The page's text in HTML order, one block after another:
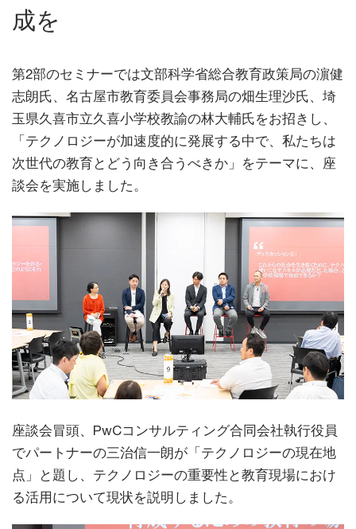
成を
第2部のセミナーでは文部科学省総合教育政策局の濵健
志朗氏、名古屋市教育委員会事務局の畑生理沙氏、埼
玉県久喜市立久喜小学校教諭の林大輔氏をお招きし、
「テクノロジーが加速度的に発展する中で、私たちは
次世代の教育とどう向き合うべきか」をテーマに、座
談会を実施しました。
座談会冒頭、PwCコンサルティング合同会社執行役員
でパートナーの三治信一朗が「テクノロジーの現在地
点」と題し、テクノロジーの重要性と教育現場におけ
る活用について現状を説明しました。